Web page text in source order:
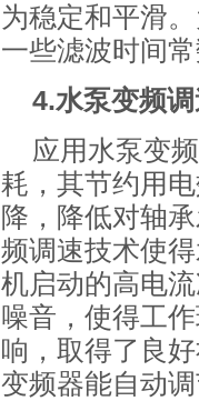
为稳定和平滑
一些滤波时间
4.水泵变频
应用水泵变
耗，其节约用
降，降低对轴
频调速技术使
机启动的高电
噪音，使得工
响，取得了良
变频器能自动